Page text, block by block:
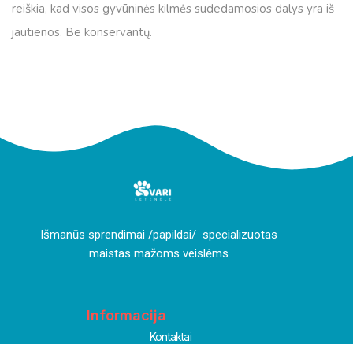
reiškia, kad visos gyvūninės kilmės sudedamosios dalys yra iš
jautienos. Be konservantų.
Išmanūs sprendimai /papildai/ specializuotas
maistas mažoms veislėms
Informacija
Kontaktai